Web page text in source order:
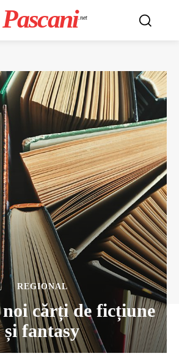
Pascani .net
REGIONAL
cărți de ficțiune
și fantasy